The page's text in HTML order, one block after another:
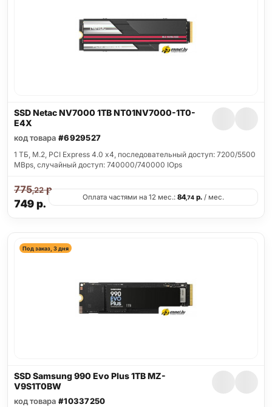
SSD Netac NV7000 1TB NT01NV7000-1T0-
E4X
код товара #6929527
1 ТБ, M.2, PCI Express 4.0 x4, последовательный доступ: 7200/5500
MBps, случайный доступ: 740000/740000 IOps
749р.
775,22р.
Оплата частями на 12 мес.: 84,74р./ мес.
Под заказ, 3 дня
SSD Samsung 990 Evo Plus 1TB MZ-
V9S1T0BW
код товара #10337250